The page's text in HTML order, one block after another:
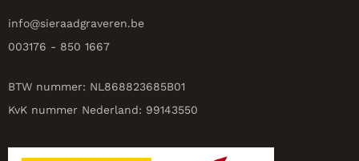
info@sieraadgraveren.be
003176 - 850 1667
BTW nummer: NL868823685B01
KvK nummer Nederland: 99143550